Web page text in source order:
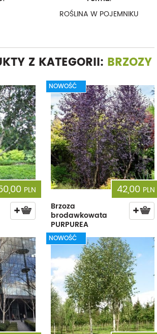
ROŚLINA W POJEMNIKU
Z KATEGORII: BRZOZY
PLN
NOWOŚĆ
42,00 PLN
Brzoza
brodawkowata
PURPUREA
NOWOŚĆ